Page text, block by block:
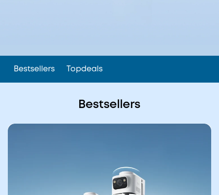
Bestsellers Topdeals
Bestsellers